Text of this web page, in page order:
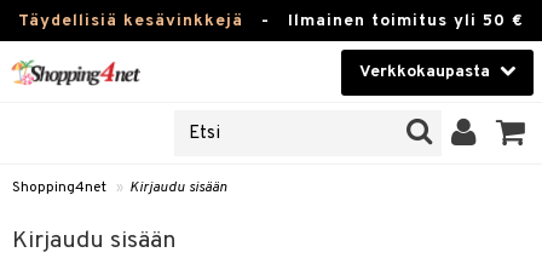
Täydellisiä kesävinkkejä - Ilmainen toimitus yli 50 €
Verkkokaupasta
Piilolinssit
Luontaistuotteet
Shopping4net » Kirjaudu sisään
Kirjaudu sisään
sisään